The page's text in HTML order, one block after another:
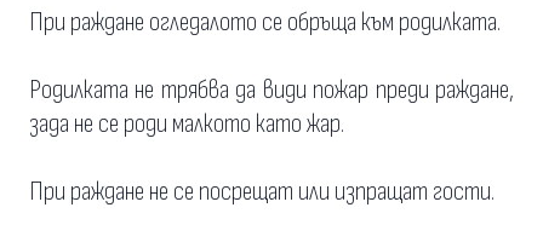
При раждане огледалото се обръща към родилката.
Родилката не трябва да види пожар преди раждане,
зада не се роди малкото като жар.
При раждане не се посрещат или изпращат гости.